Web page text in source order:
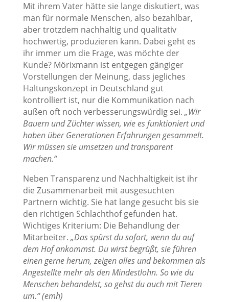
Mit ihrem Vater hätte sie lange diskutiert, was
man für normale Menschen, also bezahlbar,
aber trotzdem nachhaltig und qualitativ
hochwertig, produzieren kann. Dabei geht es
ihr immer um die Frage, was möchte der
Kunde? Mörixmann ist entgegen gängiger
Vorstellungen der Meinung, dass jegliches
Haltungskonzept in Deutschland gut
kontrolliert ist, nur die Kommunikation nach
außen oft noch verbesserungswürdig sei. „Wir
Bauern und Züchter wissen, wie es funktioniert und
haben über Generationen Erfahrungen gesammelt.
Wir müssen sie umsetzen und transparent
machen.“
Neben Transparenz und Nachhaltigkeit ist ihr
die Zusammenarbeit mit ausgesuchten
Partnern wichtig. Sie hat lange gesucht bis sie
den richtigen Schlachthof gefunden hat.
Wichtiges Kriterium: Die Behandlung der
Mitarbeiter. „Das spürst du sofort, wenn du auf
dem Hof ankommst. Du wirst begrüßt, sie führen
einen gerne herum, zeigen alles und bekommen als
Angestellte mehr als den Mindestlohn. So wie du
Menschen behandelst, so gehst du auch mit Tieren
um.“ (emh)